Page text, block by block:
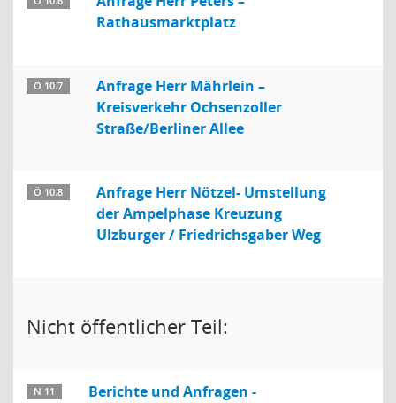
Rathausmarktplatz
Ö 10.7
Anfrage Herr Mährlein –
Kreisverkehr Ochsenzoller
Straße/Berliner Allee
Ö 10.8
Anfrage Herr Nötzel- Umstellung
der Ampelphase Kreuzung
Ulzburger / Friedrichsgaber Weg
Nicht öffentlicher Teil:
N 11 Berichte und Anfragen -